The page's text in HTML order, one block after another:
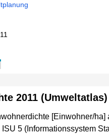
2011 (Umweltatlas)
[Einwohner/
5 (Informationssystem